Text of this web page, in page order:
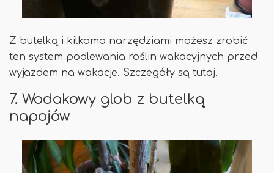
Z butelką i kilkoma narzędziami możesz zrobić
ten system podlewania roślin wakacyjnych przed
wyjazdem na wakacje. Szczegóły są tutaj.
7. Wodakowy glob z butelką
napojów